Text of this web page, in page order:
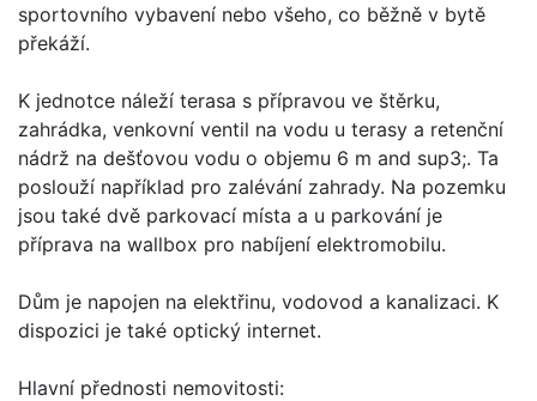
sportovního vybavení nebo všeho, co běžně v bytě
překáží.
K jednotce náleží terasa s přípravou ve štěrku,
zahrádka, venkovní ventil na vodu u terasy a retenční
nádrž na dešťovou vodu o objemu 6 m and sup3;. Ta
poslouží například pro zalévání zahrady. Na pozemku
jsou také dvě parkovací místa a u parkování je
příprava na wallbox pro nabíjení elektromobilu.
Dům je napojen na elektřinu, vodovod a kanalizaci. K
dispozici je také optický internet.
Hlavní přednosti nemovitosti: